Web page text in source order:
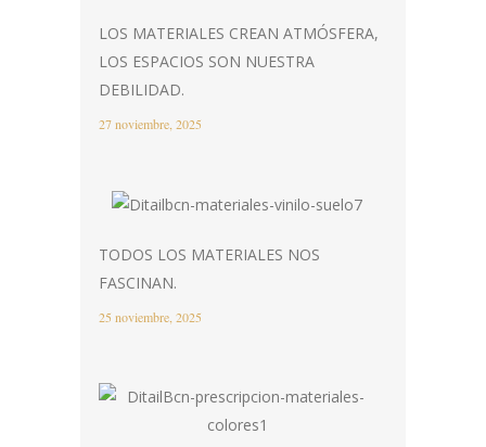
LOS MATERIALES CREAN ATMÓSFERA,
LOS ESPACIOS SON NUESTRA
DEBILIDAD.
27 noviembre, 2025
TODOS LOS MATERIALES NOS
FASCINAN.
25 noviembre, 2025